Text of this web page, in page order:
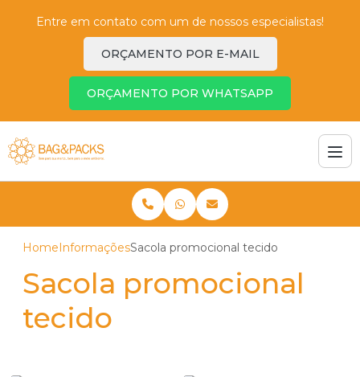
Entre em contato com um de nossos especialistas!
ORÇAMENTO POR E-MAIL
ORÇAMENTO POR WHATSAPP
Home InformaçõesSacola promocional tecido
Sacola promocional
tecido